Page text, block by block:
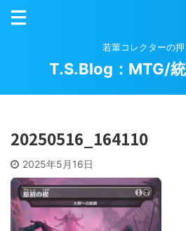
若輩コレクターの
T.S.Blog：MTG/
20250516_164110
2025年5月16日